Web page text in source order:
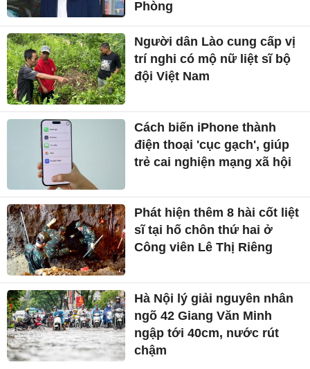
Phòng
Người dân Lào cung cấp vị
trí nghi có mộ nữ liệt sĩ bộ
đội Việt Nam
Cách biến iPhone thành
điện thoại 'cục gạch', giúp
trẻ cai nghiện mạng xã hội
Phát hiện thêm 8 hài cốt liệt
sĩ tại hố chôn thứ hai ở
Công viên Lê Thị Riêng
Hà Nội lý giải nguyên nhân
ngõ 42 Giang Văn Minh
ngập tới 40cm, nước rút
chậm